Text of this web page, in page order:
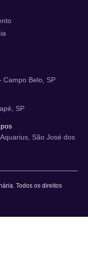
Campo Belo, SP
SP
São José dos
Todos os direitos